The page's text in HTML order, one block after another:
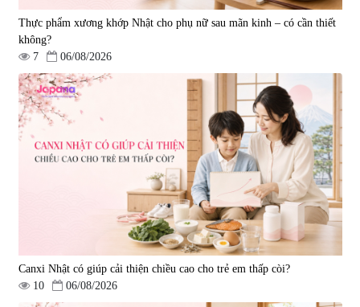
Viên uống hỗ trợ tăng cường
sinh lý nam Fujina Monster Shot
150 viên
880.000 đ
Viên uống chống lão hóa, tăng
sức khỏe Yangmiwa NMN 60
viên
|42.588
5.500.000 đ
Thực phẩm xương khớp Nhật cho phụ nữ sau mãn kinh – có cần thiết
không?
7
06/08/2026
Canxi Nhật có giúp cải thiện chiều cao cho trẻ em thấp còi?
10
06/08/2026